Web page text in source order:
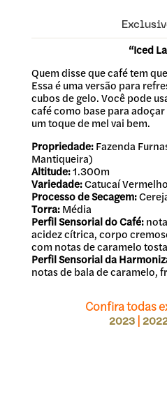
“Iced
Quem disse que café tem
Essa é uma versão para
cubos de gelo. Você pode
café como base para
um toque de mel vai bem.
Propriedade:Fazenda
Mantiqueira)
Altitude:1.300m
Variedade:Catucaí Vermelho
Processo de Secagem:
Torra:Média
Perfil Sensorial do Café:
acidez cítrica, corpo
com notas de caramelo
Perfil Sensorial da
notas de bala de caramelo,
Confira todas
2023 |